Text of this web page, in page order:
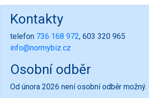
Kontakty
telefon 736 168 972, 603 320 965
info@normybiz.cz
Osobní odběr
Od února 2026 není osobní odběr možný.